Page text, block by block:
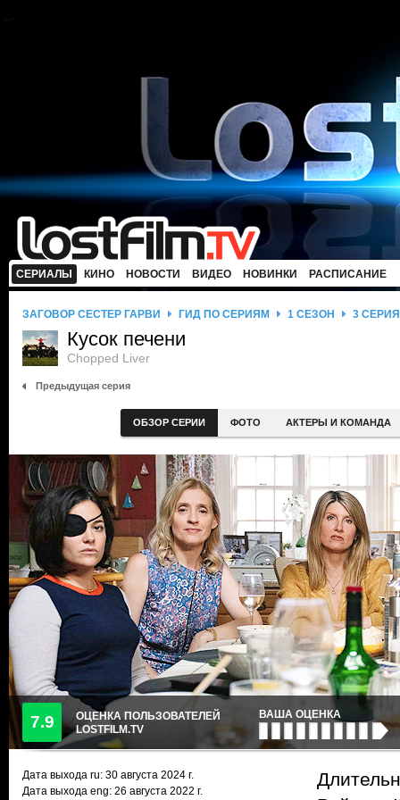
СЕРИАЛЫ КИНО НОВОСТИ ВИДЕО НОВИНКИ РАСПИСАНИЕ
ЗАГОВОР СЕСТЕР ГАРВИ ГИД ПО СЕРИЯМ 1 СЕЗОН 3 СЕРИЯ
Кусок печени
Chopped Liver
Предыдущая серия
ОБЗОР СЕРИИ ФОТО АКТЕРЫ И КОМАНДА
7.9
ОЦЕНКА ПОЛЬЗОВАТЕЛЕЙ
LOSTFILM.TV
ВАША ОЦЕНКА
Дата выхода ru: 30 августа 2024 г.
Дата выхода eng: 26 августа 2022 г.